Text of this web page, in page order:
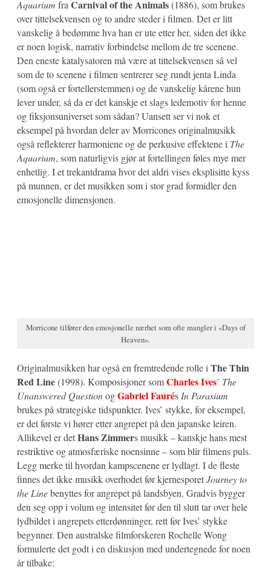
Aquarium fraCarnival of the Animals(1886), som brukes
over tittelsekvensen og to andre steder i filmen. Det er litt
vanskelig å bedømme hva han er ute etter her, siden det ikke
er noen logisk, narrativ forbindelse mellom de tre scenene.
Den eneste katalysatoren må være at tittelsekvensen så vel
som de to scenene i filmen sentrerer seg rundt jenta Linda
(som også er fortellerstemmen) og de vanskelig kårene hun
lever under, så da er det kanskje et slags ledemotiv for henne
og fiksjonsuniverset som sådan? Uansett ser vi nok et
eksempel på hvordan deler av Morricones originalmusikk
også reflekterer harmoniene og de perkusive effektene i The
Aquarium, som naturligvis gjør at fortellingen føles mye mer
enhetlig. I et trekantdrama hvor det aldri vises eksplisitte kyss
på munnen, er det musikken som i stor grad formidler den
emosjonelle dimensjonen.
Morricone tilfører den emosjonelle nærhet som ofte mangler i «Days of
Heaven».
Originalmusikken har også en fremtredende rolle i The Thin
Red Line(1998). Komposisjoner somCharles Ives’ The
Unanswered QuestionogGabriel Faurés In Parasium
brukes på strategiske tidspunkter. Ives’ stykke, for eksempel,
er det førstevi hører etter angrepet på den japanske leiren.
Allikevel er detHans Zimmers musikk – kanskje hans mest
restriktive og atmosfæriske noensinne – som blir filmens puls.
Legg merke til hvordan kampscenene er lydlagt. I de fleste
finnes det ikke musikk overhodet før kjernesporetJourney to
the Linebenyttes for angrepet på landsbyen. Gradvis bygger
den seg opp i volum og intensitet før den til slutt tar over hele
lydbildet i angrepets etterdønninger, rett før Ives’ stykke
begynner. Den australske filmforskeren Rochelle Wong
formulerte det godt i en diskusjon med undertegnede for noen
år tilbake: